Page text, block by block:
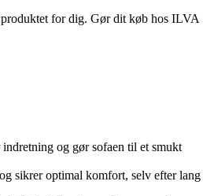
for dig. Gør dit køb hos ILVA
og gør sofaen til et smukt
sikrer optimal komfort, selv efter lang